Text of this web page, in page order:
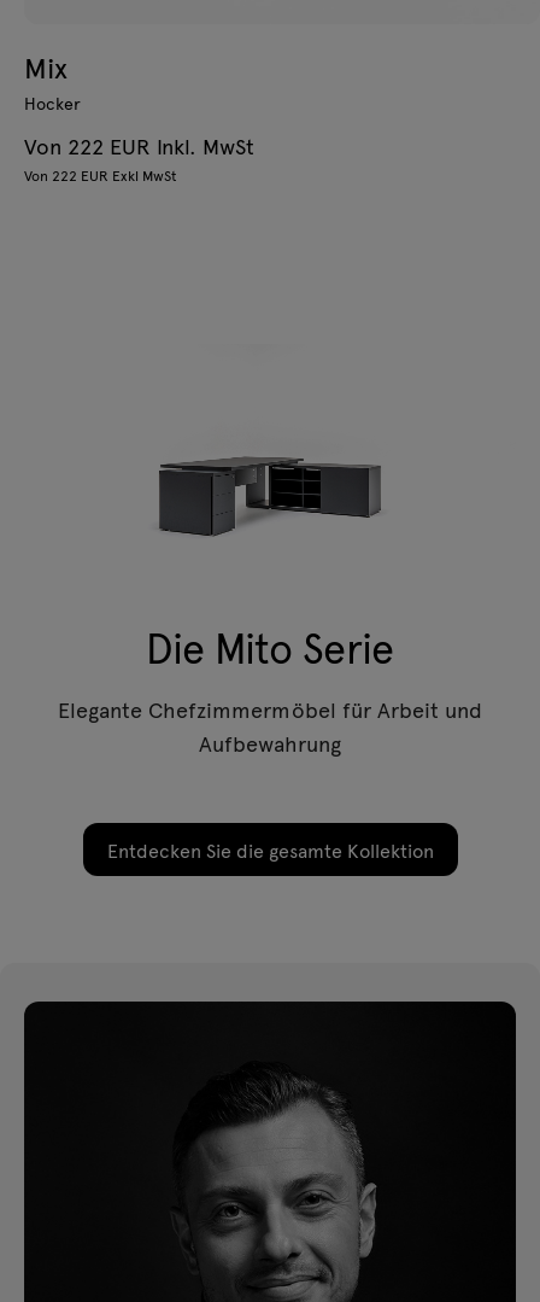
Mix
Hocker
Von 222 EUR Inkl. MwSt
Von 222 EUR Exkl MwSt
Die Mito Serie
Elegante Chefzimmermöbel für Arbeit und
Aufbewahrung
Entdecken Sie die gesamte Kollektion